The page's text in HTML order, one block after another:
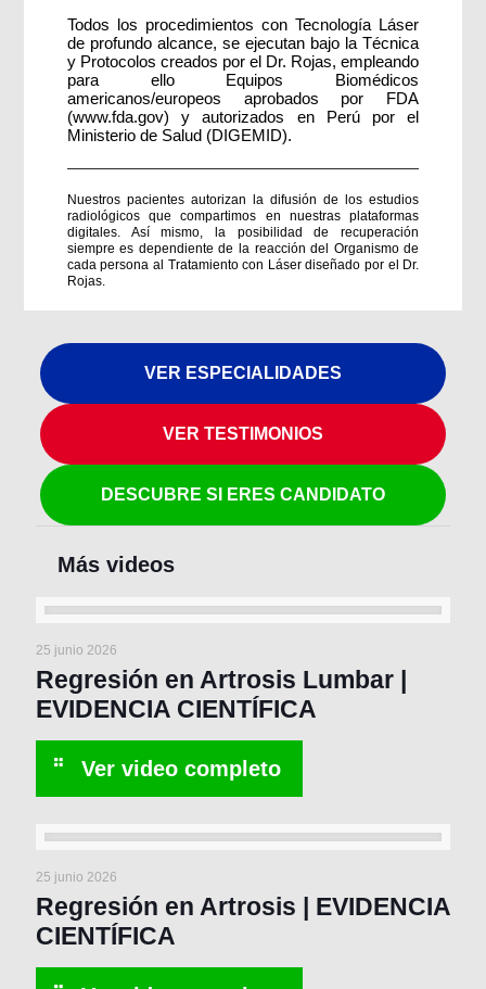
Todos los procedimientos con Tecnología Láser
de profundo alcance, se ejecutan bajo la Técnica
y Protocolos creados por el Dr. Rojas, empleando
para ello Equipos Biomédicos
americanos/europeos aprobados por FDA
(www.fda.gov) y autorizados en Perú por el
Ministerio de Salud (DIGEMID).
Nuestros pacientes autorizan la difusión de los estudios
radiológicos que compartimos en nuestras plataformas
digitales. Así mismo, la posibilidad de recuperación
siempre es dependiente de la reacción del Organismo de
cada persona al Tratamiento con Láser diseñado por el Dr.
Rojas.
VER ESPECIALIDADES
VER TESTIMONIOS
DESCUBRE SI ERES CANDIDATO
25 junio 2026
Regresión en Artrosis Lumbar |
EVIDENCIA CIENTÍFICA
25 junio 2026
Regresión en Artrosis | EVIDENCIA
CIENTÍFICA